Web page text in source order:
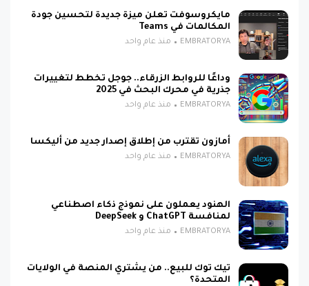
مايكروسوفت تعلن ميزة جديدة لتحسين جودة
المكالمات في Teams
EMBRATORYA منذ عام واحد
وداعًا للروابط الزرقاء.. جوجل تخطط لتغييرات
جذرية في محرك البحث في 2025
EMBRATORYA منذ عام واحد
أمازون تقترب من إطلاق إصدار جديد من أليكسا
EMBRATORYA منذ عام واحد
الهنود يعملون على نموذج ذكاء اصطناعي
لمنافسة ChatGPT و DeepSeek
EMBRATORYA منذ عام واحد
تيك توك للبيع.. من يشتري المنصة في الولايات
المتحدة؟